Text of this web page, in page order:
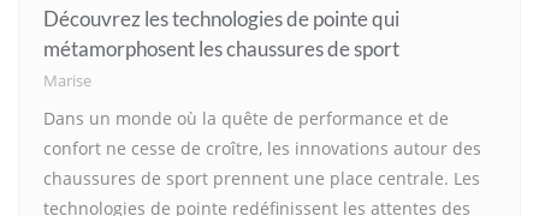
Découvrez les technologies de pointe qui
métamorphosent les chaussures de sport
Marise
Dans un monde où la quête de performance et de
confort ne cesse de croître, les innovations autour des
chaussures de sport prennent une place centrale. Les
technologies de pointe redéfinissent les attentes des